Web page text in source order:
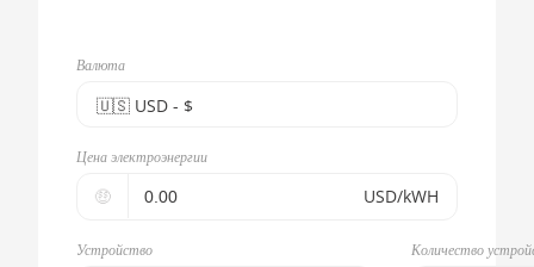
Валюта
🇺🇸ㅤ USD - $
🇪🇺ㅤ EUR - €
🇺🇸ㅤ USD - $
Цена электроэнергии
🤑 USD/kWH
Устройство Количество